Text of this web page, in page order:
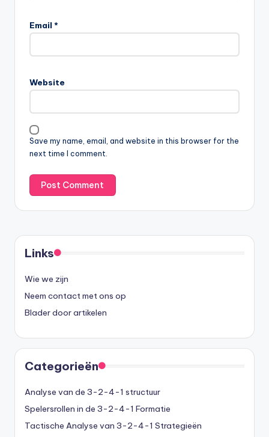
Email *
Website
Save my name, email, and website in this browser for the
next time I comment.
Links
Wie we zijn
Neem contact met ons op
Blader door artikelen
Categorieën
Analyse van de 3-2-4-1 structuur
Spelersrollen in de 3-2-4-1 Formatie
Tactische Analyse van 3-2-4-1 Strategieën